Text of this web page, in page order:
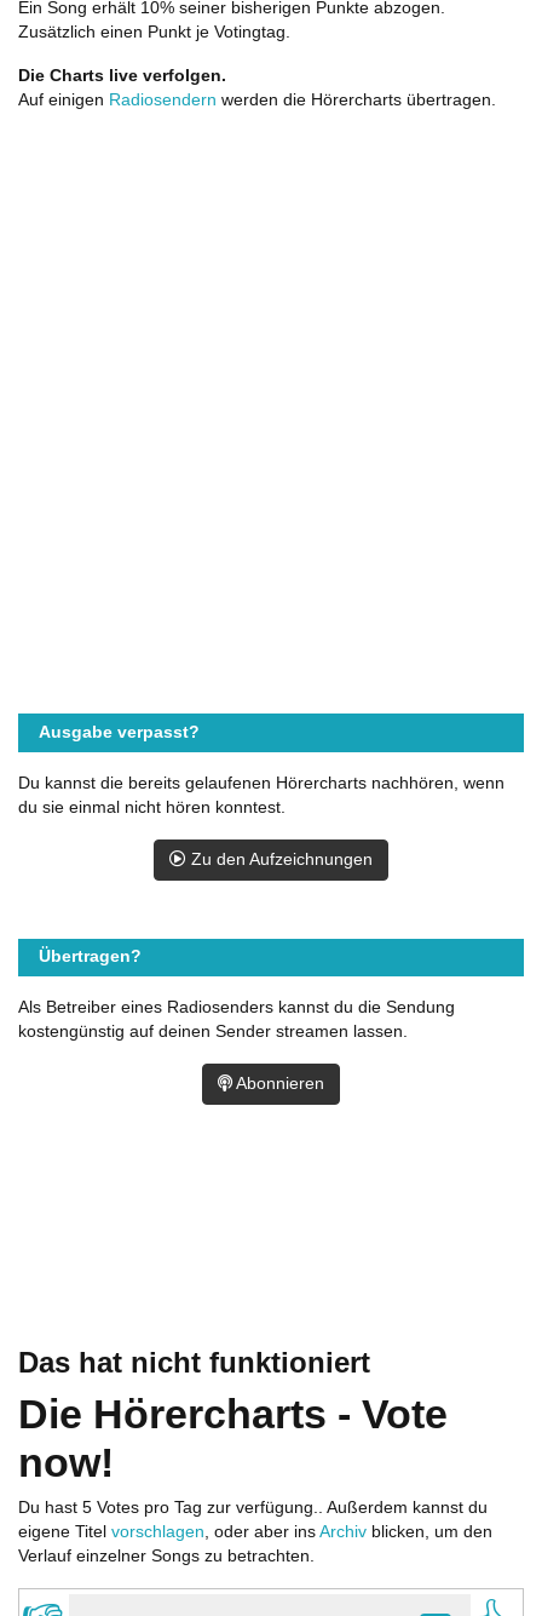
Das hat nicht funktioniert
Die Hörercharts - Vote
now!
Du hast 5 Votes pro Tag zur verfügung.. Außerdem kannst du
eigene Titel vorschlagen, oder aber ins Archiv blicken, um den
Verlauf einzelner Songs zu betrachten.
Ein Song erhält 10% seiner bisherigen Punkte abzogen.
Zusätzlich einen Punkt je Votingtag.
Die Charts live verfolgen.
Auf einigen Radiosendern werden die Hörercharts übertragen.
Ausgabe verpasst?
Du kannst die bereits gelaufenen Hörercharts nachhören, wenn
du sie einmal nicht hören konntest.
Zu den Aufzeichnungen
Übertragen?
Als Betreiber eines Radiosenders kannst du die Sendung
kostengünstig auf deinen Sender streamen lassen.
Abonnieren